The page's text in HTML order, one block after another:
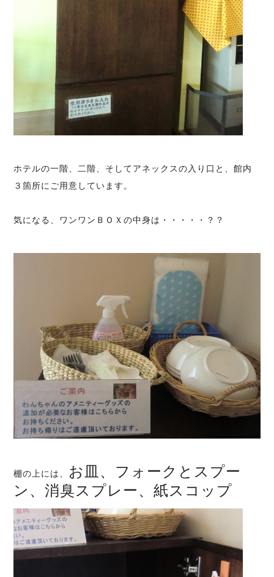
ホテルの一階、二階、そしてアネックスの入り口と、館内
３箇所にご用意しています。
気になる、ワンワンＢＯＸの中身は・・・・・？？
棚の上には、
お皿、フォークとスプー
ン、消臭スプレー、紙スコップ